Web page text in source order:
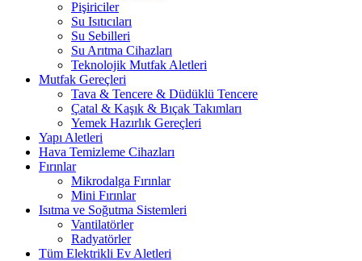
Pişiriciler
Su Isıtıcıları
Su Sebilleri
Su Arıtma Cihazları
Teknolojik Mutfak Aletleri
Mutfak Gereçleri
Tava & Tencere & Düdüklü Tencere
Çatal & Kaşık & Bıçak Takımları
Yemek Hazırlık Gereçleri
Yapı Aletleri
Hava Temizleme Cihazları
Fırınlar
Mikrodalga Fırınlar
Mini Fırınlar
Isıtma ve Soğutma Sistemleri
Vantilatörler
Radyatörler
Tüm Elektrikli Ev Aletleri